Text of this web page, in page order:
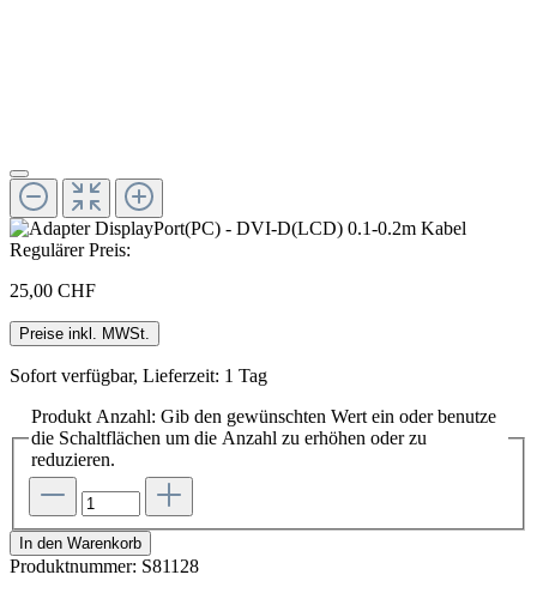
Regulärer Preis:
25,00 CHF
Preise inkl. MWSt.
Sofort verfügbar, Lieferzeit: 1 Tag
Produkt Anzahl: Gib den gewünschten Wert ein oder benutze
die Schaltflächen um die Anzahl zu erhöhen oder zu
reduzieren.
In den Warenkorb
Produktnummer: S81128